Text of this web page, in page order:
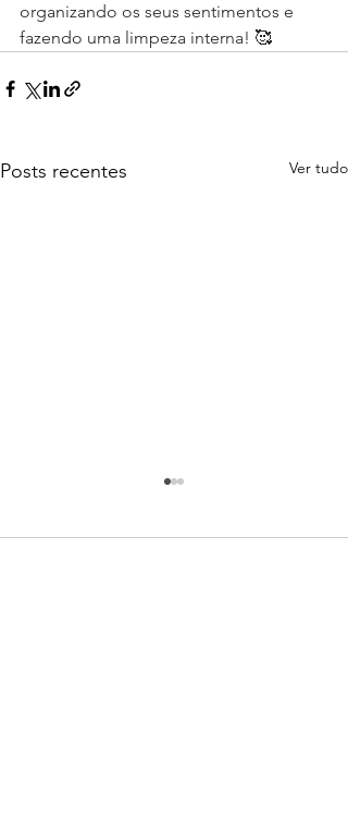
organizando os seus sentimentos e
fazendo uma limpeza interna! 🥰
Posts recentes Ver tudo